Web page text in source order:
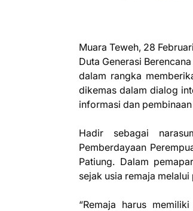
Muara Teweh, 28
Duta Generasi
dalam rangka
dikemas dalam dialog
informasi dan
Hadir sebagai
Pemberdayaan
Patiung. Dalam
sejak usia remaja melalui
“Remaja harus